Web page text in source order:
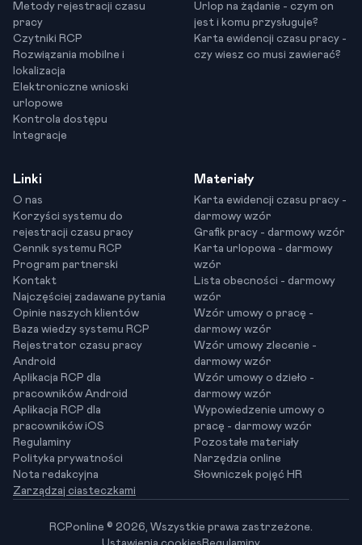
Metody rejestracji czasu
pracy
Czytniki RCP
Rozwiązania mobilne i
lokalizacja
Elektroniczne wnioski
urlopowe
Kontrola dostępu
Integracje
Urlop na żądanie - czym on
jest i komu przysługuje?
Karta ewidencji czasu pracy -
czy wiesz co musi zawierać?
Linki
O nas
Korzyści systemu do
rejestracji czasu pracy
Cennik systemu RCP
Program partnerski
Kontakt
Najczęściej zadawane pytania
Opinie naszych klientów
Baza wiedzy systemu RCP
Rejestrator czasu pracy
Android
Aplikacja RCP dla
pracowników Android
Aplikacja RCP dla
pracowników iOS
Regulaminy
Polityka prywatności
Nota redakcyjna
Zarządzaj ciasteczkami
Materiały
Karta ewidencji czasu pracy -
darmowy wzór
Grafik pracy - darmowy wzór
Karta urlopowa - darmowy
wzór
Lista obecności - darmowy
wzór
Wzór umowy o pracę -
darmowy wzór
Wzór umowy zlecenie -
darmowy wzór
Wzór umowy o dzieło -
darmowy wzór
Wypowiedzenie umowy o
pracę - darmowy wzór
Pozostałe materiały
Narzędzia online
Słowniczek pojęć HR
RCPonline © 2026, Wszystkie prawa zastrzeżone.